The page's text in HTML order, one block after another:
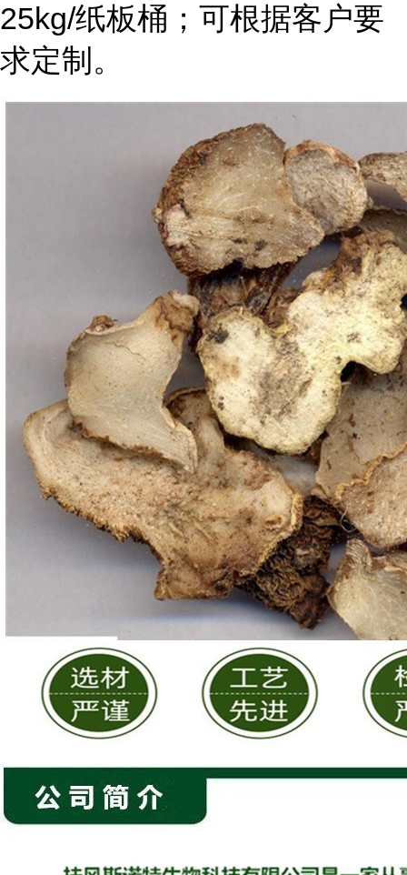
25kg/纸板桶；可根据客户要
求定制。